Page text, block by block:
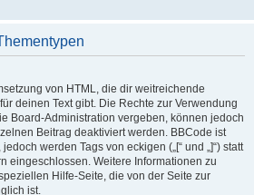
von HTML, die dir weitreichende
deinen Text gibt. Die Rechte zur Verwendung
Board-Administration vergeben, können jedoch
Beitrag deaktiviert werden. BBCode ist
werden Tags von eckigen („[“ und „]“) statt
eingeschlossen. Weitere Informationen zu
Hilfe-Seite, die von der Seite zur
ist.